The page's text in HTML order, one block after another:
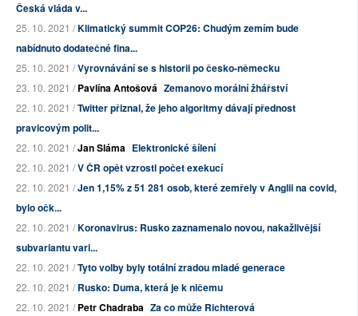
Česká vláda v...
25. 10. 2021 /Klimatický summit COP26: Chudým zemím bude
nabídnuto dodatečné fina...
25. 10. 2021 /Vyrovnávání se s historii po česko-německu
23. 10. 2021 /Pavlína Antošová Zemanovo morální žhářství
22. 10. 2021 /Twitter přiznal, že jeho algoritmy dávají přednost
pravicovým polit...
22. 10. 2021 /Jan Sláma Elektronické šílení
22. 10. 2021 /V ČR opět vzrostl počet exekucí
22. 10. 2021 /Jen 1,15% z 51 281 osob, které zemřely v Anglii na covid,
bylo očk...
22. 10. 2021 /Koronavirus: Rusko zaznamenalo novou, nakažlivější
subvariantu vari...
22. 10. 2021 /Tyto volby byly totální zradou mladé generace
22. 10. 2021 /Rusko: Duma, která je k ničemu
22. 10. 2021 /Petr Chadraba Za co může Richterová